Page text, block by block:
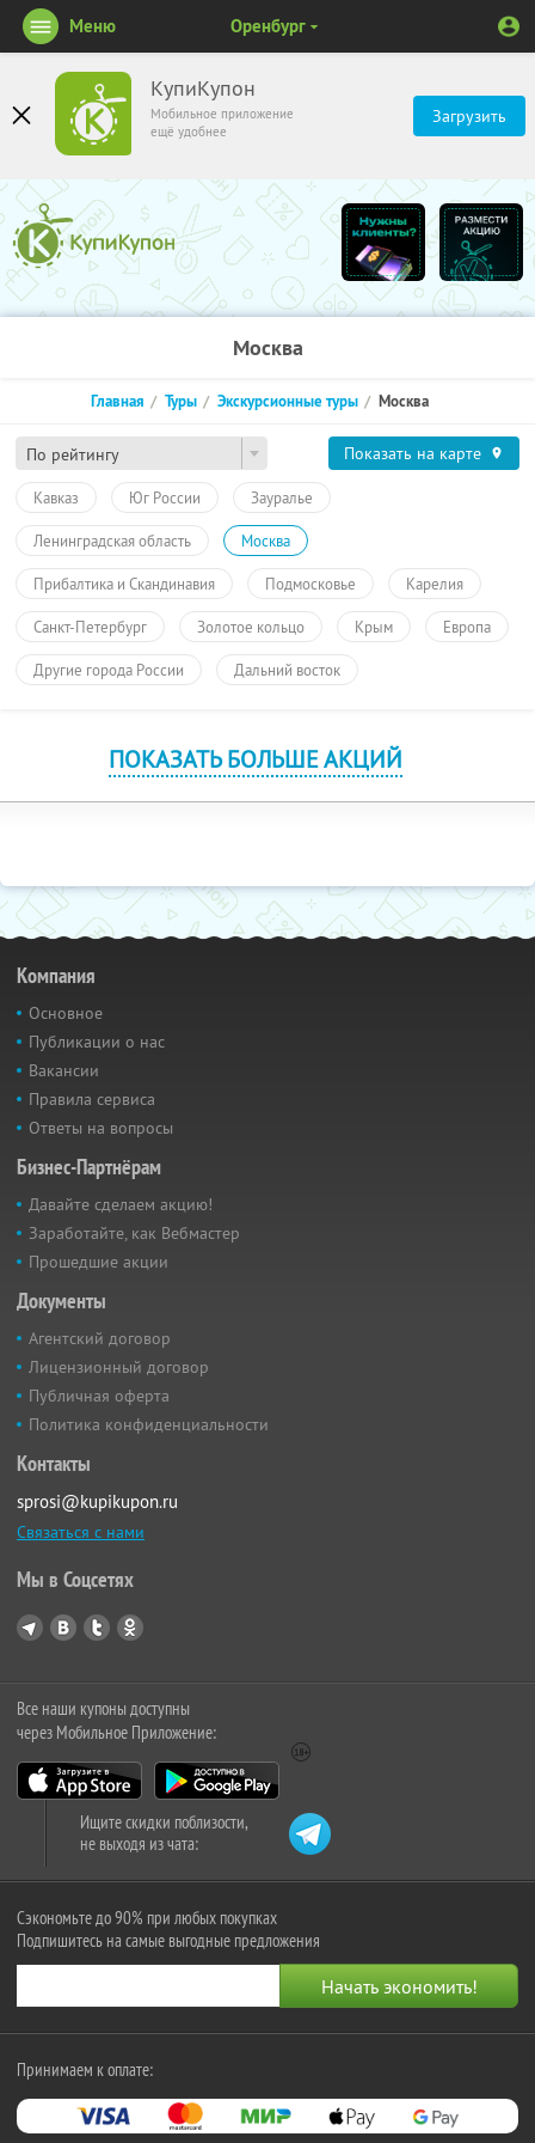
КупиКупон
Мобильное приложение
ещё удобнее
Загрузить
Меню Оренбург
Москва
По рейтингу
Главная Туры Экскурсионные туры Москва
Показать на карте
Кавказ Юг России Зауралье
Ленинградская область Москва
Прибалтика и Скандинавия Подмосковье Карелия
Санкт-Петербург Золотое кольцо Крым Европа
Другие города России Дальний восток
ПОКАЗАТЬ БОЛЬШЕ АКЦИЙ
Компания
Основное
Публикации о нас
Вакансии
Правила сервиса
Ответы на вопросы
Бизнес-Партнёрам
Давайте сделаем акцию!
Заработайте, как Вебмастер
Прошедшие акции
Документы
Агентский договор
Лицензионный договор
Публичная оферта
Политика конфиденциальности
Контакты
sprosi@kupikupon.ru
Связаться с нами
Мы в Соцсетях
Все наши купоны доступны
через Мобильное Приложение:
Ищите скидки поблизости,
не выходя из чата:
Сэкономьте до 90% при любых покупках
Подпишитесь на самые выгодные предложения
Принимаем к оплате: